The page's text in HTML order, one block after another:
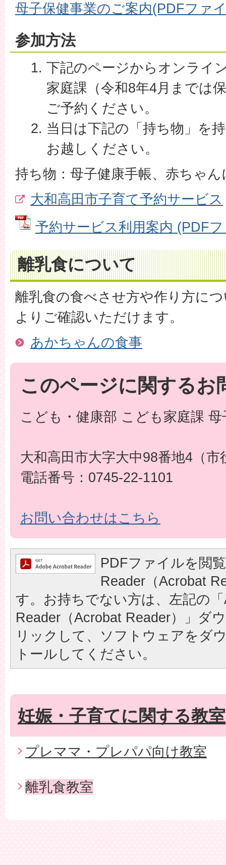
母子保健事業のご案内(PDFファ
参加方法
下記のページからオンライ
家庭課（令和8年4月までは
ご予約ください。
当日は下記の「持ち物」を
お越しください。
持ち物：母子健康手帳、赤ちゃ
大和高田市子育て予約サービス
予約サービス利用案内 (PDF
離乳食について
離乳食の食べさせ方や作り方に
よりご確認いただけます。
あかちゃんの食事
このページに関するお
こども・健康部 こども家庭課 母
大和高田市大字大中98番地4（市
電話番号：0745-22-1101
お問い合わせはこちら
PDFファイルを閲
Reader（Acrobat
す。お持ちでない方は、左記の
Reader（Acrobat Reader）」ダ
リックして、ソフトウェアをダ
トールしてください。
妊娠・子育てに関する教室
プレママ・プレパパ向け教室
離乳食教室